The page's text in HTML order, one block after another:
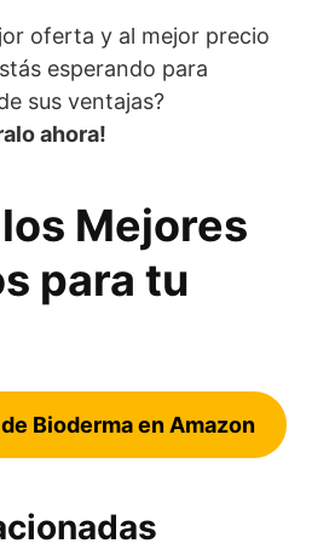
oferta y al mejor precio
esperando para
sus ventajas?
ahora!
Mejores
para tu
Bioderma en Amazon